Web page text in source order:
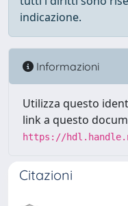
indicazione.
Informazioni
Utilizza questo
link a questo
https://
Citazioni